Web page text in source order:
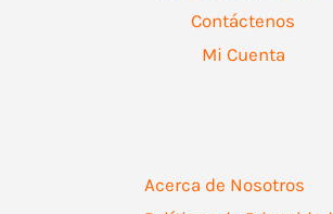
Contáctenos
Mi Cuenta
Acerca de Nosotros